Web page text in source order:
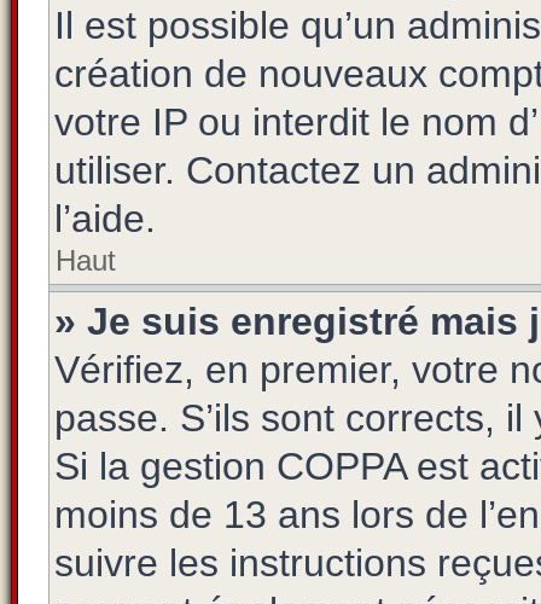
Il est possible qu’un
création de nouveaux
votre IP ou interdit le nom
utiliser. Contactez un
l’aide.
Haut
» Je suis enregistré mais
Vérifiez, en premier, votre
passe. S’ils sont corrects,
Si la gestion COPPA est
moins de 13 ans lors de
suivre les instructions